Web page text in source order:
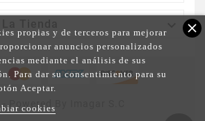
close
propias y de terceros para mejorar
anuncios personalizados
mediante el análisis de sus
Para dar su consentimiento para su
Aceptar.
cookies
Powered By Imagar S.C